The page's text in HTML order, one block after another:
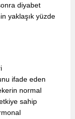
diyabet
yaklaşık yüzde
ifade eden
normal
sahip